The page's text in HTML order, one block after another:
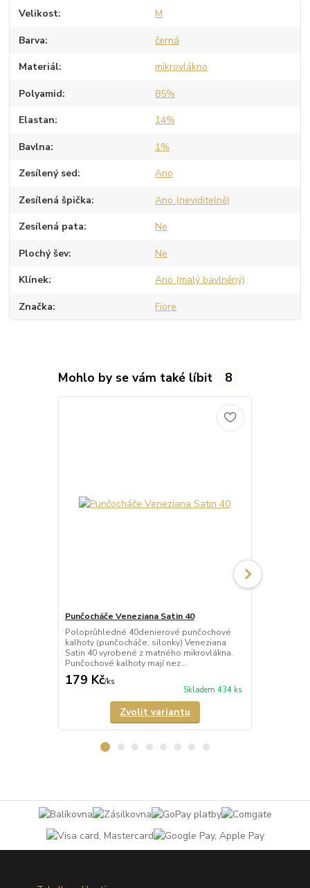
Velikost M
Barva černá
Materiál mikrovlákno
Polyamid 85%
Elastan 14%
Bavlna 1%
Zesílený sed Ano
Zesílená špička Ano (neviditelně)
Zesílená pata Ne
Plochý šev Ne
Klínek Ano (malý bavlněný)
Značka Fiore
Mohlo by se vám také líbit 8
Punčocháče Veneziana Satin 40
Poloprůhledné 40denierové punčochové
kalhoty (punčocháče, silonky) Veneziana
Satin 40 vyrobené z matného mikrovlákna.
Punčochové kalhoty mají nez...
179 Kč/ks
Skladem 434 ks
Zvolit variantu